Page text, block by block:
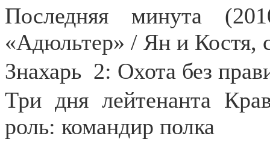
Последняя минута
«Адюльтер» / Ян и Костя,
Знахарь 2: Охота без
Три дня лейтенанта
роль: командир полка